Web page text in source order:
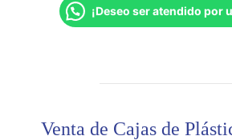
¡Deseo ser atendido por
Venta de Cajas de